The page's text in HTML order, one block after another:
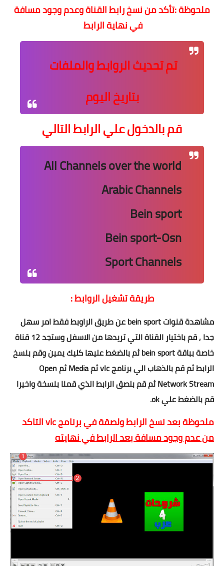
ملحوظة :تأكد من نسخ رابط القناة وعدم وجود مسافة
في نهاية الرابط
تم تحديث الروابط والملفات
بتاريخ اليوم
قم بالدخول علي الرابط التالي
All Channels over the world
Arabic Channels
Bein sport
Bein sport-Osn
Sport Channels
طريقة تشغيل الروابط :
مشاهدة قنوات bein sport عن طريق الراوبط فقط امر سهل
جدا , قم باختيار القناة التي تريدها من الاسفل وستجد 12 قناة
خاصة بباقة bein sport ثم بالضغط عليها كليك يمين وقم بنسخ
الرابط ثم قم بالذهاب الي برنامج vlc ثم Media ثم Open
Network Stream ثم قم بلصق الرابط الذي قمنا بنسخة واخيرا
قم بالضغط علي ok.
ملحوظة بعد نسخ الرابط ولصقة في برنامج vlc التاكد
من عدم وجود مسافة بعد الرابط في نهايته